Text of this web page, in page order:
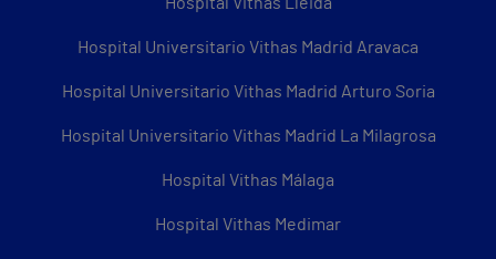
Hospital Universitario Vithas Madrid Aravaca
Hospital Universitario Vithas Madrid Arturo Soria
Hospital Universitario Vithas Madrid La Milagrosa
Hospital Vithas Málaga
Hospital Vithas Medimar